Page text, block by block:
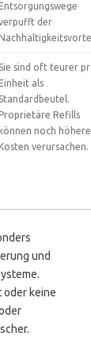
der
Sie sind oft teurer
als
Standardbeutel.
Refills
können noch höhere
verursachen.
und
oder keine